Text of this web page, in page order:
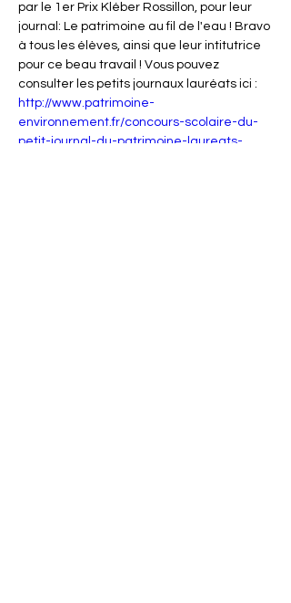
par le 1er Prix Kléber Rossillon, pour leur
journal: Le patrimoine au fil de l'eau ! Bravo
à tous les élèves, ainsi que leur intitutrice
pour ce beau travail ! Vous pouvez
consulter les petits journaux lauréats ici :
http://www.patrimoine-
environnement.fr/concours-scolaire-du-
petit-journal-du-patrimoine-laureats-